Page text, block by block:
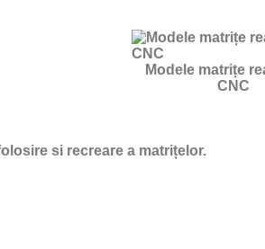
Modele matrițe
CNC
si recreare a matrițelor.